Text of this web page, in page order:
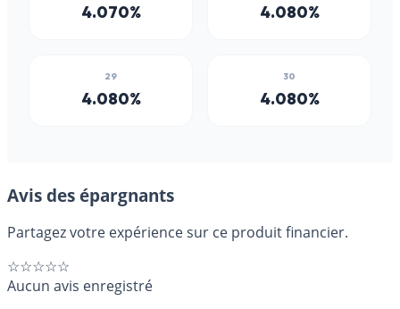
Avis des épargnants
Partagez votre expérience sur ce produit financier.
☆☆☆☆☆
Aucun avis enregistré